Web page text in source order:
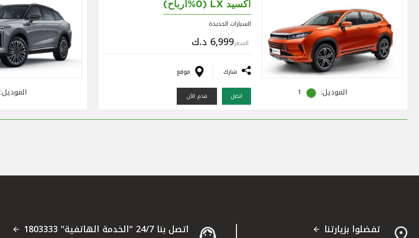
الموديل: 1
أكسيد LX (%0أرباح)
السيارات الجديدة
السعر6,999 د.ك
شارك موقع
اتصل قدم الآن الموديل:
تفضلوا بزيارتنا اتصل بنا 24/7 "الخدمة الهاتفية" 1803333